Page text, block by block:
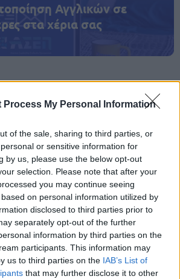
Process My Personal Information
of the sale, sharing to third parties, or
or sensitive information for
by us, please use the below opt-out
selection. Please note that after your
you may continue seeing
on personal information utilized by
disclosed to third parties prior to
separately opt-out of the further
information by third parties on the
participants. This information may
us to third parties on the IAB’s List of
that may further disclose it to other
Αγγλικών σε
στα χέρια σας
η πιο Εύκολη
Υπολογιστών σε 2
όλες τις σημαντικές
proson.gr στα αποτελέσματα
της Google